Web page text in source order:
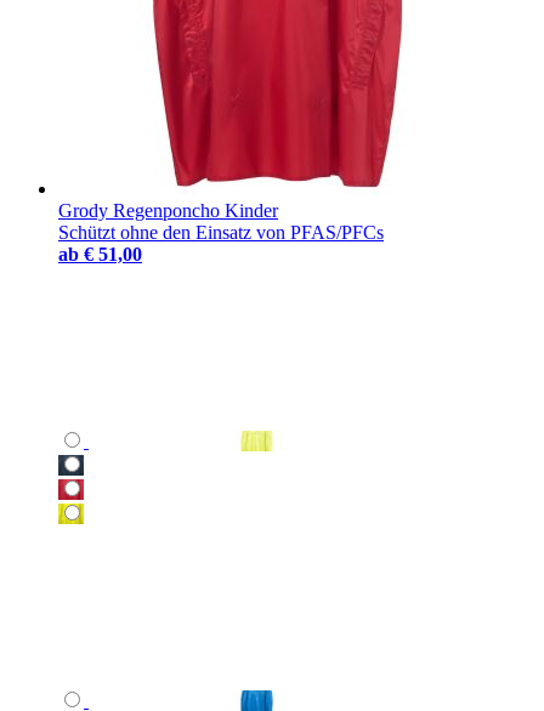
Grody Regenponcho Kinder
Schützt ohne den Einsatz von PFAS/PFCs
ab € 51,00